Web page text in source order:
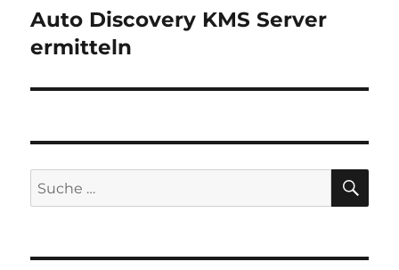
Nächster
Beitrag:
Auto Discovery KMS Server
ermitteln
Suche
nach: